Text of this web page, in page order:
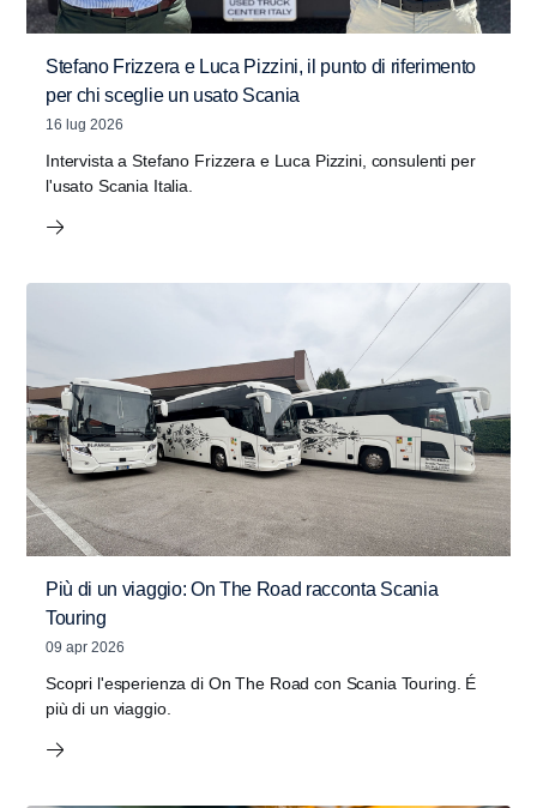
Stefano Frizzera e Luca Pizzini, il punto di riferimento
per chi sceglie un usato Scania
16 lug 2026
Intervista a Stefano Frizzera e Luca Pizzini, consulenti per
l'usato Scania Italia.
Più di un viaggio: On The Road racconta Scania
Touring
09 apr 2026
Scopri l'esperienza di On The Road con Scania Touring. É
più di un viaggio.